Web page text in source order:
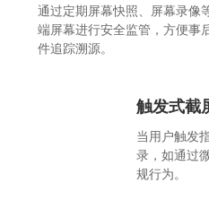
通过定期屏幕快照、屏幕录像
端屏幕进行安全监管，方便事
件追踪溯源。
触发式截
当用户触发
录，如通过
规行为。